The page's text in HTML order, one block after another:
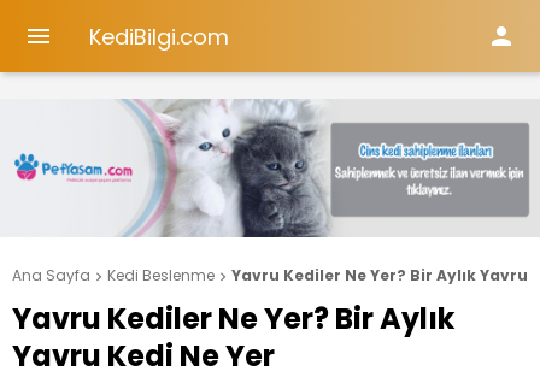
 KediBilgi.com 
Ana Sayfa  Kedi Beslenme  Yavru Kediler Ne Yer? Bir Aylık Yavru
Yavru Kediler Ne Yer? Bir Aylık
Yavru Kedi Ne Yer